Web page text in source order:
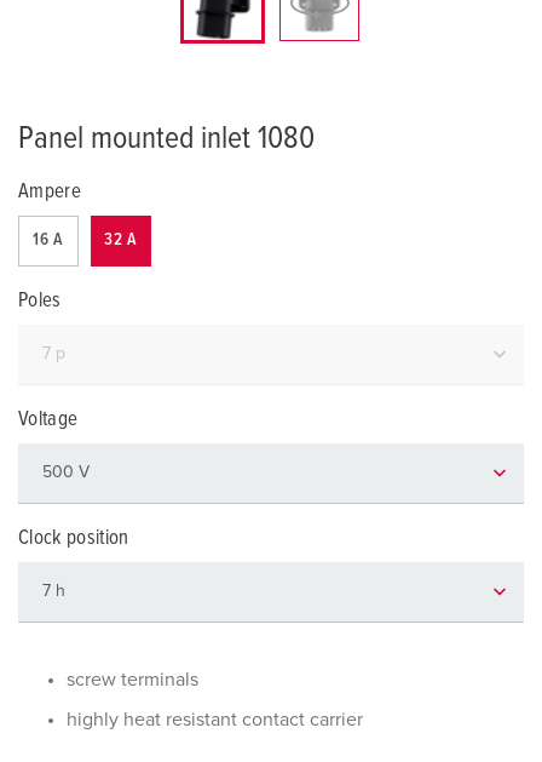
Panel mounted inlet 1080
Ampere
16 A 32 A
Poles
Voltage
Clock position
screw terminals
highly heat resistant contact carrier